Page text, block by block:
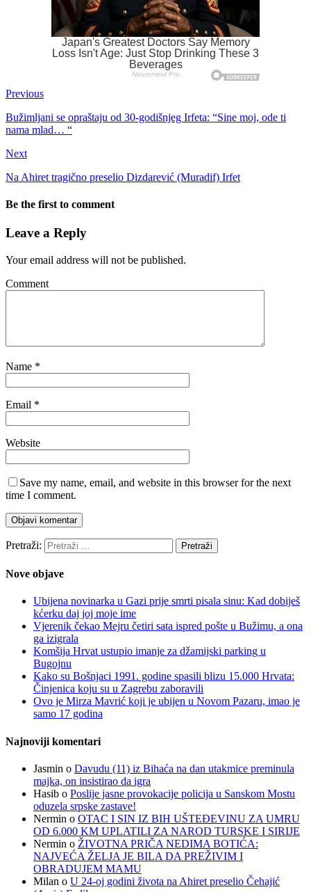
Previous
Bužimljani se opraštaju od 30-godišnjeg Irfeta: “Sine moj, ode ti
nama mlad… “
Next
Na Ahiret tragično preselio Dizdarević (Muradif) Irfet
Be the first to comment
Leave a Reply
Your email address will not be published.
Comment
Name *
Email *
Website
Save my name, email, and website in this browser for the next
time I comment.
Pretraži:
Nove objave
Ubijena novinarka u Gazi prije smrti pisala sinu: Kad dobiješ
kćerku daj joj moje ime
Vjerenik čekao Mejru četiri sata ispred pošte u Bužimu, a ona
ga izigrala
Komšija Hrvat ustupio imanje za džamijski parking u
Bugojnu
Kako su Bošnjaci 1991. godine spasili blizu 15.000 Hrvata:
Činjenica koju su u Zagrebu zaboravili
Ovo je Mirza Mavrić koji je ubijen u Novom Pazaru, imao je
samo 17 godina
Najnoviji komentari
Jasmin o Davudu (11) iz Bihaća na dan utakmice preminula
majka, on insistirao da igra
Hasib o Poslije jasne provokacije policija u Sanskom Mostu
oduzela srpske zastave!
Nermin o OTAC I SIN IZ BIH UŠTEĐEVINU ZA UMRU
OD 6.000 KM UPLATILI ZA NAROD TURSKE I SIRIJE
Nermin o ŽIVOTNA PRIČA NEDIMA BOTIĆA:
NAJVEĆA ŽELJA JE BILA DA PREŽIVIM I
OBRADUJEM MAMU
Milan o U 24-oj godini života na Ahiret preselio Čehajić